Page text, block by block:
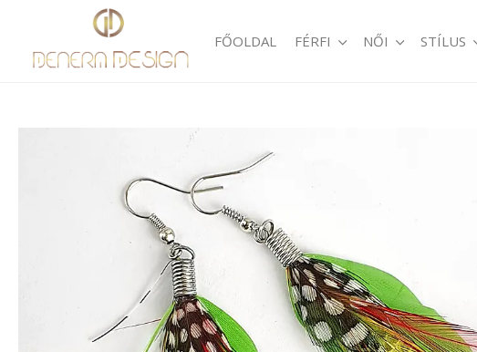
FŐOLDAL FÉRFI NŐI STÍLUS